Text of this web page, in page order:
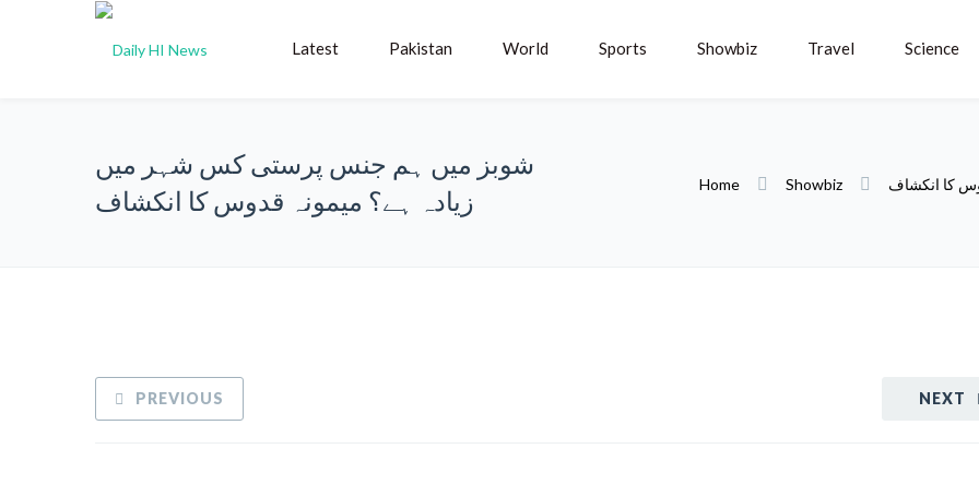
Latest Pakistan World Sports Showbiz Travel Science
شوبز میں ہم جنس پرستی کس شہر میں
زیادہ ہے؟ میمونہ قدوس کا انکشاف
Home Showbiz کا انکشاف
NEXT
PREVIOUS